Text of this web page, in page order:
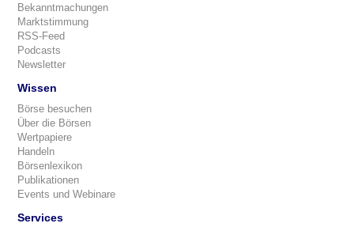
Bekanntmachungen
Marktstimmung
RSS-Feed
Podcasts
Newsletter
Wissen
Börse besuchen
Über die Börsen
Wertpapiere
Handeln
Börsenlexikon
Publikationen
Events und Webinare
Services